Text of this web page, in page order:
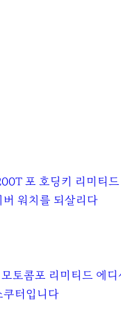
포 호딩키 리미티드
워치를 되살리다
토콤포 리미티드 에디
쿠터입니다